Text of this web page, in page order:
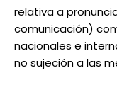
relativa a
comunicación)
nacionales e
no sujeción a las